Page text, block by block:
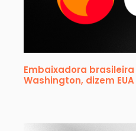
Embaixadora
Washington, dizem EUA